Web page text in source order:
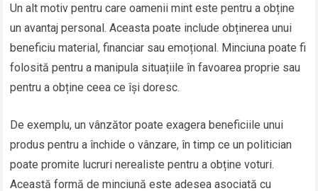
Un alt motiv pentru care oamenii mint este pentru a obține
un avantaj personal. Aceasta poate include obținerea unui
beneficiu material, financiar sau emoțional. Minciuna poate fi
folosită pentru a manipula situațiile în favoarea proprie sau
pentru a obține ceea ce își doresc.
De exemplu, un vânzător poate exagera beneficiile unui
produs pentru a închide o vânzare, în timp ce un politician
poate promite lucruri nerealiste pentru a obține voturi.
Această formă de minciună este adesea asociată cu